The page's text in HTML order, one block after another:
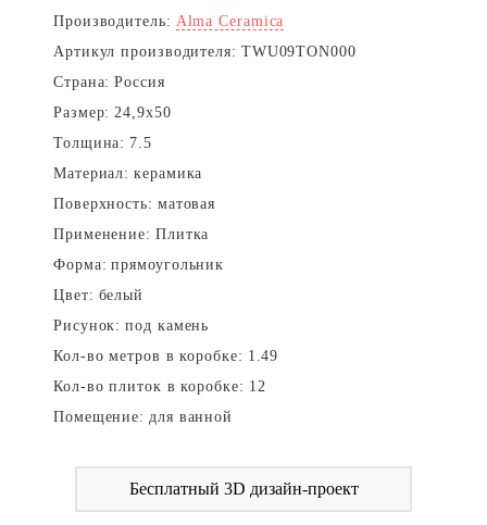
Производитель: Alma Ceramica
Артикул производителя: TWU09TON000
Страна: Россия
Размер: 24,9x50
Толщина: 7.5
Материал: керамика
Поверхность: матовая
Применение: Плитка
Форма: прямоугольник
Цвет: белый
Рисунок: под камень
Кол-во метров в коробке: 1.49
Кол-во плиток в коробке: 12
Помещение: для ванной
Бесплатный 3D дизайн-проект